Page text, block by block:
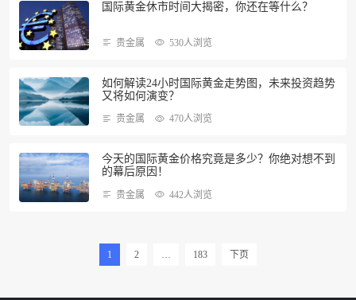
国际黄金休市时间大揭密，你还在等什么？
贵金属 530人浏览
如何解读24小时国际黄金走势图，未来投资趋势
又将如何演变？
贵金属 470人浏览
今天的国际黄金价格究竟是多少？你绝对想不到
的幕后原因！
贵金属 442人浏览
1 2 … 183 下页